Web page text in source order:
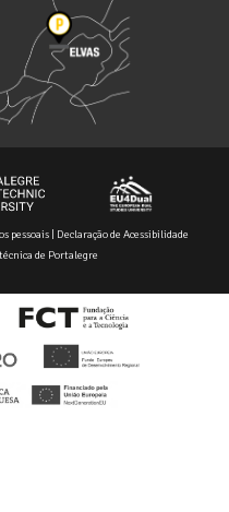
pessoais
Declaração de Acessibilidade
de Portalegre